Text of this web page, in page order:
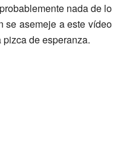
nada de lo
se asemeje a este vídeo
de esperanza.